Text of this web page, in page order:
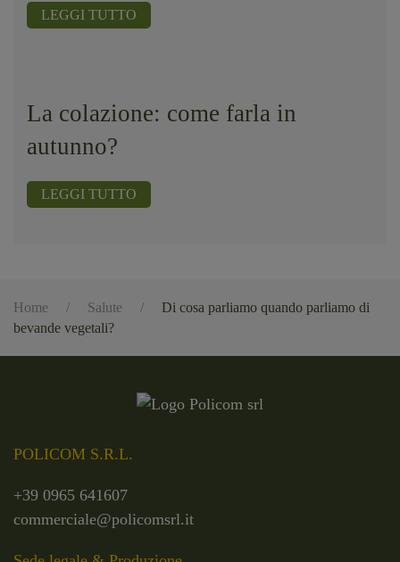
LEGGI TUTTO
La colazione: come farla in
autunno?
LEGGI TUTTO
Home Salute
Di cosa parliamo quando parliamo di
bevande vegetali?
POLICOM S.R.L.
+39 0965 641607
commerciale@policomsrl.it